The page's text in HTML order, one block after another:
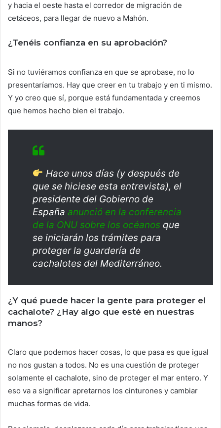
y hacia el oeste hasta el corredor de migración de
cetáceos, para llegar de nuevo a Mahón.
¿Tenéis confianza en su aprobación?
Si no tuviéramos confianza en que se aprobase, no lo
presentaríamos. Hay que creer en tu trabajo y en ti mismo.
Y yo creo que sí, porque está fundamentada y creemos
que hemos hecho bien el trabajo.
Hace unos días (y después de
que se hiciese esta entrevista), el
presidente del Gobierno de
España anunció en la conferencia
de la ONU sobre los océanos que
se iniciarán los trámites para
proteger la guardería de
cachalotes del Mediterráneo.
¿Y qué puede hacer la gente para proteger el
cachalote? ¿Hay algo que esté en nuestras
manos?
Claro que podemos hacer cosas, lo que pasa es que igual
no nos gustan a todos. No es una cuestión de proteger
solamente el cachalote, sino de proteger el mar entero. Y
eso va a significar apretarnos los cinturones y cambiar
muchas formas de vida.